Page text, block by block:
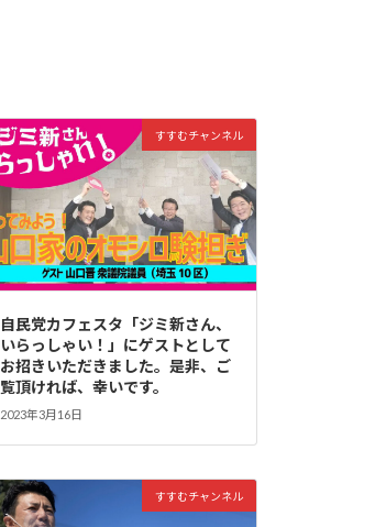
すすむチャンネル
自民党カフェスタ「ジミ新さん、
いらっしゃい！」にゲストとして
お招きいただきました。是非、ご
覧頂ければ、幸いです。
2023年3月16日
すすむチャンネル